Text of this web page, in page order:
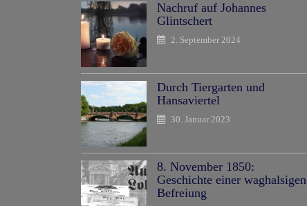
Nachruf auf Johannes
Glintschert
2. September 2024
Durch Tiergarten und
Hansaviertel
30. Januar 2023
8. November 1850:
Geschichte einer waghalsigen
Befreiung